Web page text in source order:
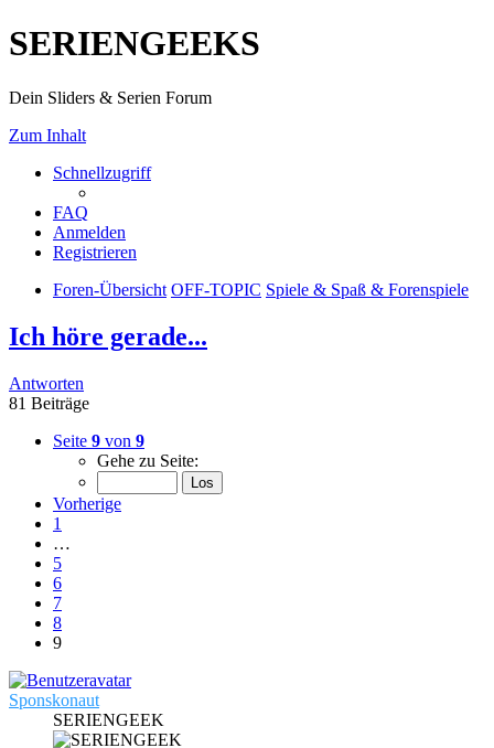
SERIENGEEKS
Dein Sliders & Serien Forum
Zum Inhalt
Schnellzugriff
FAQ
Anmelden
Registrieren
Foren-Übersicht OFF-TOPIC Spiele & Spaß & Forenspiele
Ich höre gerade...
Antworten
81 Beiträge
Seite 9 von 9
Gehe zu Seite:
Vorherige
1
…
5
6
7
8
9
Sponskonaut
SERIENGEEK